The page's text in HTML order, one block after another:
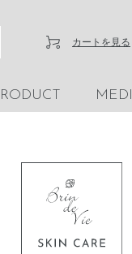
カートを見る